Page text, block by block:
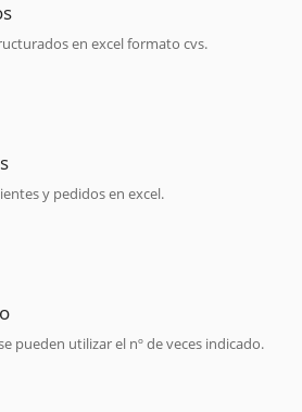
en excel formato cvs.
y pedidos en excel.
pueden utilizar el nº de veces indicado.